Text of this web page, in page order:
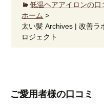
低温ヘアアイロンの口
ホーム >
太い髪 Archives | 改善ラ
ロジェクト
ご愛用者様の口コミ